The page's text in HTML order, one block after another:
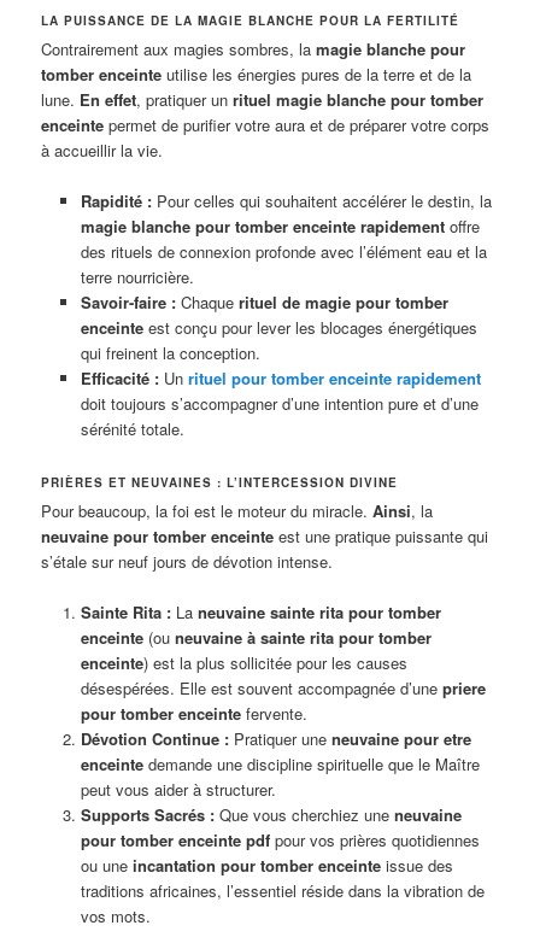
LA PUISSANCE DE LA MAGIE BLANCHE POUR LA FERTILITÉ
Contrairement aux magies sombres, lamagie blanche pour
tomber enceinte utilise les énergies pures de la terre et de la
lune. En effet, pratiquer unrituel magie blanche pour tomber
enceinte permet de purifier votre aura et de préparer votre corps
à accueillir la vie.
Rapidité :Pour celles qui souhaitent accélérer le destin, la
magie blanche pour tomber enceinte rapidementoffre
des rituels de connexion profonde avec l’élément eau et la
terre nourricière.
Savoir-faire :Chaque rituel de magie pour tomber
enceinteest conçu pour lever les blocages énergétiques
qui freinent la conception.
Efficacité :Un rituel pour tomber enceinte rapidement
doit toujours s’accompagner d’une intention pure et d’une
sérénité totale.
PRIÈRES ET NEUVAINES : L’INTERCESSION DIVINE
Pour beaucoup, la foi est le moteur du miracle.Ainsi, la
neuvaine pour tomber enceinte est une pratique puissante qui
s’étale sur neuf jours de dévotion intense.
Sainte Rita :La neuvaine sainte rita pour tomber
enceinte(ou neuvaine à sainte rita pour tomber
enceinte) est la plus sollicitée pour les causes
désespérées. Elle est souvent accompagnée d’une priere
pour tomber enceintefervente.
Dévotion Continue :Pratiquer une neuvaine pour etre
enceintedemande une discipline spirituelle que le Maître
peut vous aider à structurer.
Supports Sacrés :Que vous cherchiez une neuvaine
pour tomber enceinte pdfpour vos prières quotidiennes
ou une incantation pour tomber enceinteissue des
traditions africaines, l’essentiel réside dans la vibration de
vos mots.